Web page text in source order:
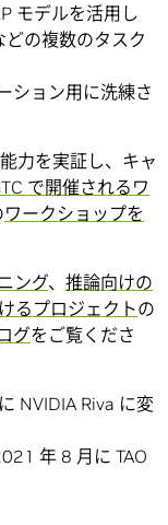
モデルを活用し
どの複数のタスク
ション用に洗練さ
力を実証し、キャ
で開催されるワ
ワークショップを
ング、 推論向けの
るプロジェクトの
グをご覧くださ
NVIDIA Riva に変
年 8 月に TAO